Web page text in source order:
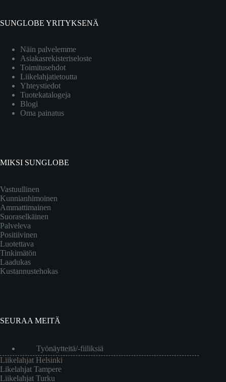
SUNGLOBE YRITYKSENÄ
Näin palvelemme
Asiakasrekisteriseloste
Toimitusehdot
Liikelahjatietoutta
Yhteystiedot
Tuotekatalogeja
Blogi
Oma painatus
MIKSI SUNGLOBE
Vastuullinen
Kunnianhimoinen
Ammattimainen
Suoraselkäinen
Palveleva
Positiivinen
Luotettava
Tinkimätön
Laadukas
Kustannustehokas
SEURAA MEITÄ
Työnäytteitä/-fiiliksiä
Liikelahjat Helsinki
Likelahjat Tampere
Liikelahjat Turku